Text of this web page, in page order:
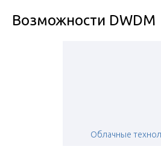
Возможности DWDM
Облачные